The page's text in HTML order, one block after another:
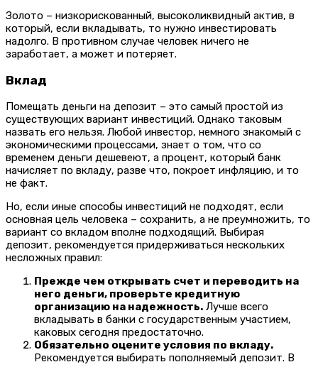
Золото – низкорискованный, высоколиквидный актив, в
который, если вкладывать, то нужно инвестировать
надолго. В противном случае человек ничего не
заработает, а может и потеряет.
Вклад
Помещать деньги на депозит – это самый простой из
существующих вариант инвестиций. Однако таковым
назвать его нельзя. Любой инвестор, немного знакомый с
экономическими процессами, знает о том, что со
временем деньги дешевеют, а процент, который банк
начисляет по вкладу, разве что, покроет инфляцию, и то
не факт.
Но, если иные способы инвестиций не подходят, если
основная цель человека – сохранить, а не преумножить, то
вариант со вкладом вполне подходящий. Выбирая
депозит, рекомендуется придерживаться нескольких
несложных правил:
Прежде чем открывать счет и переводить на
него деньги, проверьте кредитную
организацию на надежность. Лучше всего
вкладывать в банки с государственным участием,
каковых сегодня предостаточно.
Обязательно оцените условия по вкладу.
Рекомендуется выбирать пополняемый депозит. В